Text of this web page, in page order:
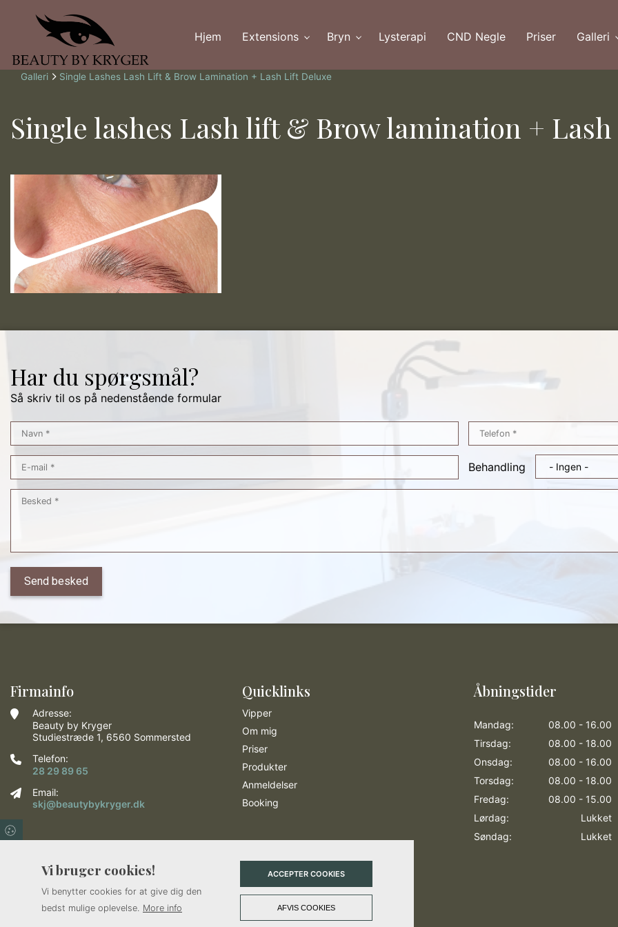
hovedindhold
Hjem Extensions Bryn Lysterapi CND Negle Priser Galleri
Brødkrumme
Galleri Single Lashes Lash Lift & Brow Lamination + Lash Lift Deluxe
Single lashes Lash lift & Brow lamination +
Har du spørgsmål?
Så skriv til os på nedenstående formular
Behandling
Firmainfo
Adresse:
Beauty by Kryger
Studiestræde 1, 6560 Sommersted
Telefon:
28 29 89 65
Email:
skj@beautybykryger.dk
Quicklinks
Vipper
Om mig
Priser
Produkter
Anmeldelser
Booking
Åbningstider
Mandag:
08.00 - 16.00
Tirsdag:
08.00 - 18.00
Onsdag:
08.00 - 16.00
Torsdag:
08.00 - 18.00
Fredag:
08.00 - 15.00
Lørdag:
Lukket
Søndag:
Lukket
Vi bruger cookies!
Vi benytter cookies for at give dig den
bedst mulige oplevelse. More info
ACCEPTER COOKIES
AFVIS COOKIES